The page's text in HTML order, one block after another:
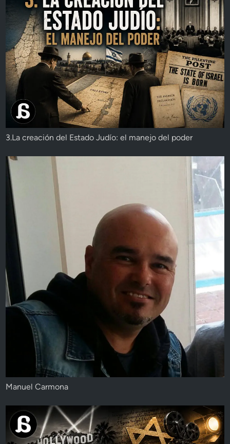
3.La creación del Estado Judío: el manejo del poder
Manuel Carmona